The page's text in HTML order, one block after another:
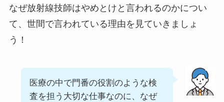
なぜ放射線技師はやめとけと言われるのかについ
て、世間で言われている理由を見ていきましょ
う！
医療の中で門番の役割のような検
査を担う大切な仕事なのに、なぜ